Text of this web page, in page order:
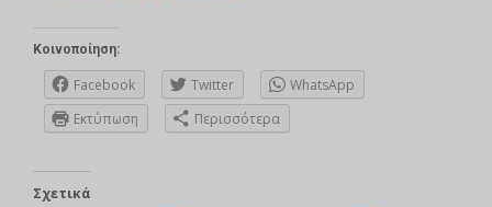
Κοινοποίηση:
Facebook Twitter
WhatsApp
Εκτύπωση
Περισσότερα
Σχετικά